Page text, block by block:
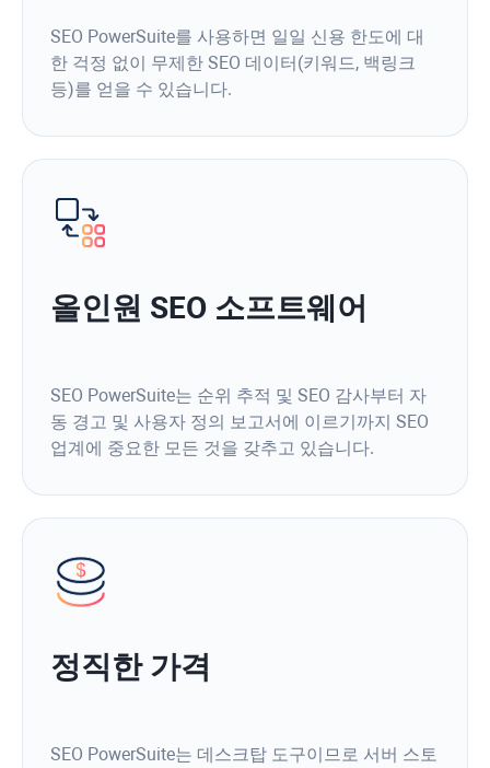
SEO PowerSuite를 사용하면 일일 신용 한도에 대
한 걱정 없이 무제한 SEO 데이터(키워드, 백링크
등)를 얻을 수 있습니다.
올인원 SEO 소프트웨어
SEO PowerSuite는 순위 추적 및 SEO 감사부터 자
동 경고 및 사용자 정의 보고서에 이르기까지 SEO
업계에 중요한 모든 것을 갖추고 있습니다.
정직한 가격
SEO PowerSuite는 데스크탑 도구이므로 서버 스토